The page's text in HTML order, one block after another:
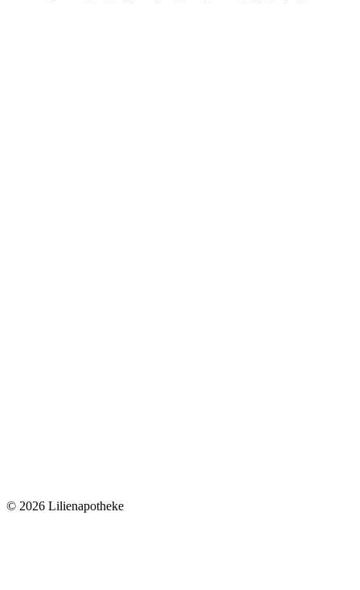
© 2026 Lilienapotheke